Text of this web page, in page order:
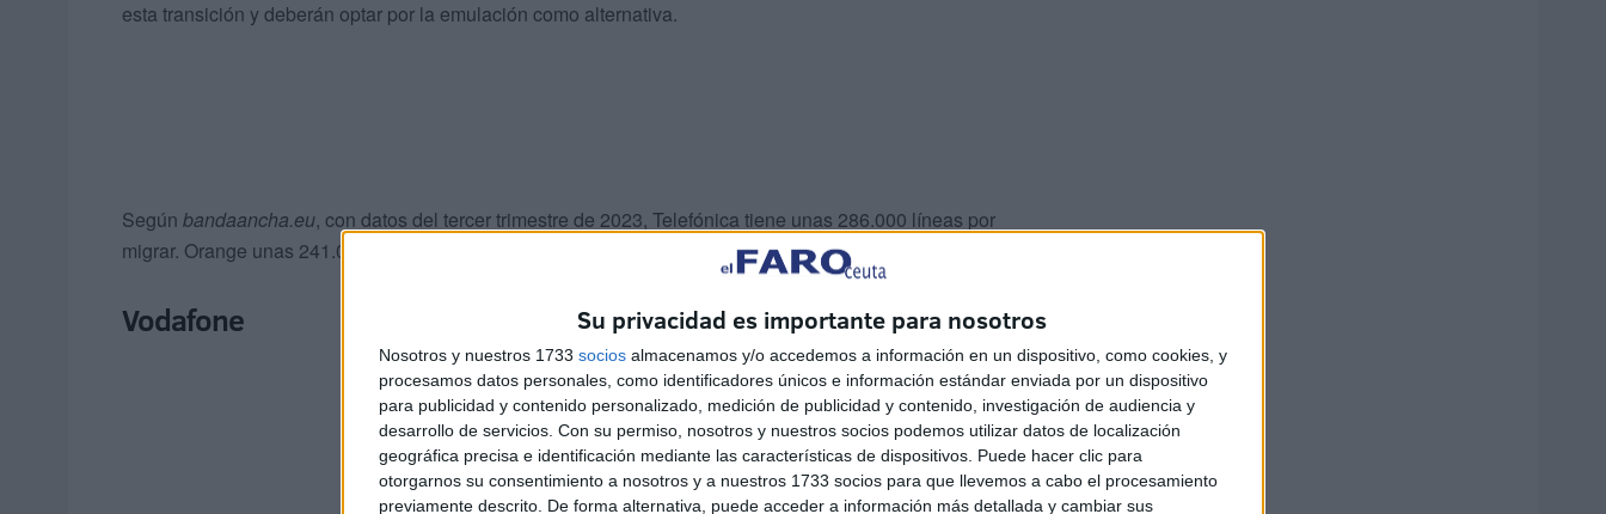
Su privacidad es importante para nosotros
Nosotros y nuestros 1733 socios almacenamos y/o accedemos a información en un dispositivo, como cookies, y
procesamos datos personales, como identificadores únicos e información estándar enviada por un dispositivo
para publicidad y contenido personalizado, medición de publicidad y contenido, investigación de audiencia y
desarrollo de servicios. Con su permiso, nosotros y nuestros socios podemos utilizar datos de localización
geográfica precisa e identificación mediante las características de dispositivos. Puede hacer clic para
otorgarnos su consentimiento a nosotros y a nuestros 1733 socios para que llevemos a cabo el procesamiento
previamente descrito. De forma alternativa, puede acceder a información más detallada y cambiar sus
esta transición y deberán optar por la emulación como alternativa.
Según bandaancha.eu, con datos del tercer trimestre de 2023, Telefónica tiene unas 286.000 líneas por
migrar. Orange unas 241.000 líneas. Vodafone unas 14.000.
Vodafone